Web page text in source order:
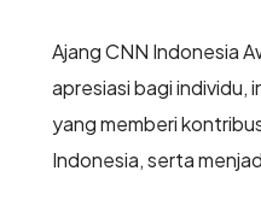
Ajang CNN Indonesia
apresiasi bagi individu,
yang memberi
Indonesia, serta